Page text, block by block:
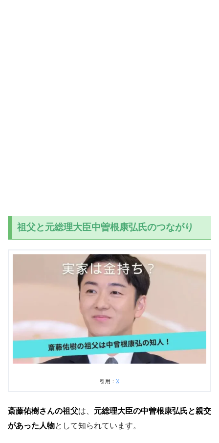
祖父と元総理大臣中曽根康弘氏のつながり
引用： X
斎藤佑樹さんの祖父は、 元総理大臣の中曽根康弘氏と親交
があった人物として知られています。